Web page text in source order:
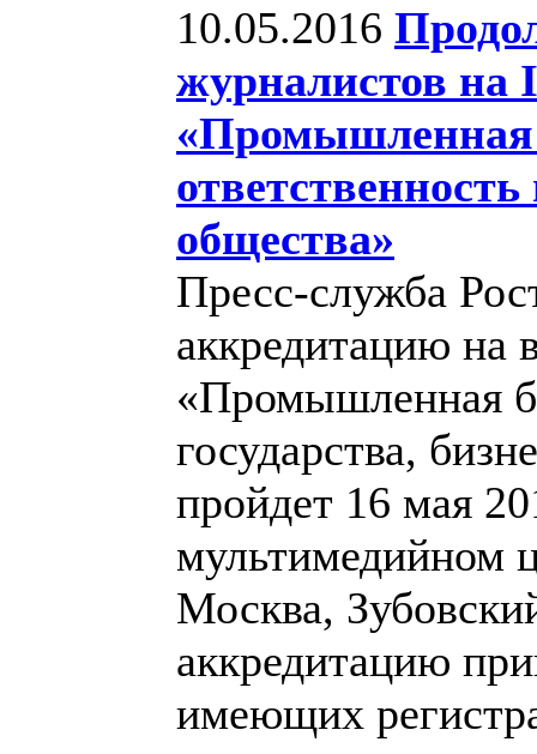
10.05.2016
журналистов на
«Промышленная
ответственность
общества»
Пресс-служба
аккредитацию на
«Промышленная
государства,
пройдет 16 мая
мультимедийном
Москва,
аккредитацию
имеющих